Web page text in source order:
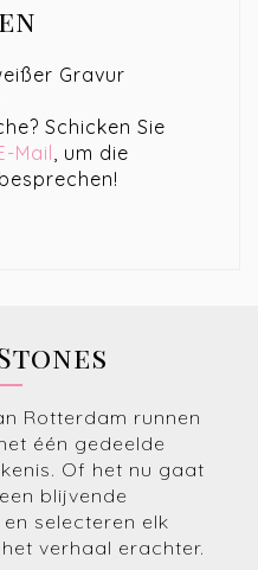
Gravur
Schicken Sie
Mail , um die
Rotterdam runnen
één gedeelde
Of het nu gaat
blijvende
selecteren elk
verhaal erachter.